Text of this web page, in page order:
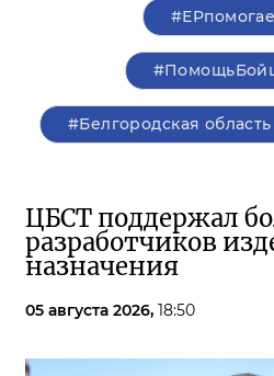
#Белгородская область
ЦБСТ поддержал
разработчиков
назначения
05 августа 2026, 18:50